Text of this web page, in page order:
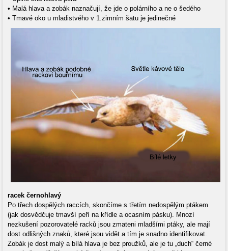
• Malá hlava a zobák naznačují, že jde o polárního a ne o šedého
• Tmavé oko u mladistvého v 1.zimním šatu je jedinečné
racek černohlavý
Po třech dospělých raccích, skončíme s třetím nedospělým ptákem
(jak dosvědčuje tmavší peří na křídle a ocasním pásku). Mnozí
nezkušení pozorovatelé racků jsou zmateni mladšími ptáky, ale mají
dost odlišných znaků, které jsou vidět a tím je snadno identifikovat.
Zobák je dost malý a bílá hlava je bez proužků, ale je tu „duch“ černé